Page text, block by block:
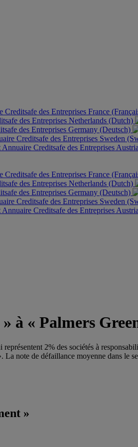
France
Netherlands (Dutch)
Germany (Deutsch)
Sweden
France
Netherlands (Dutch)
Germany (Deutsch)
Sweden
à « Palmers
2% des sociétés à
note de défaillance moyenne dans le
»